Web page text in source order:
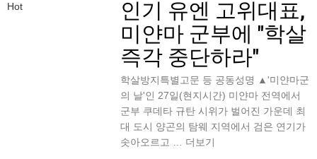
Hot 인기 유엔 고위대표,
미얀마 군부에 "학살
즉각 중단하라"
학살방지특별고문 등 공동성명 ▲'미얀마군
의 날'인 27일(현지시간) 미얀마 전역에서
군부 쿠데타 규탄 시위가 벌어진 가운데 최
대 도시 양곤의 탐웨 지역에서 검은 연기가
솟아오르고 … 더보기